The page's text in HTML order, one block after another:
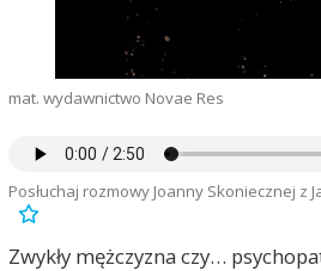
mat. wydawnictwo Novae Res
Posłuchaj rozmowy Joanny Skoniecznej z
Zwykły mężczyzna czy…